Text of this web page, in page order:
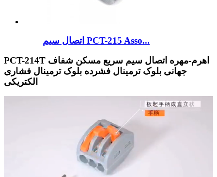
اتصال سیم PCT-215 Asso...
PCT-214T اهرم-مهره اتصال سیم سریع مسکن شفاف
جهانی بلوک ترمینال فشرده بلوک ترمینال فشاری
الکتریکی